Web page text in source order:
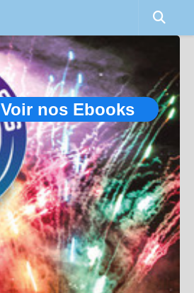
Voir nos Ebooks